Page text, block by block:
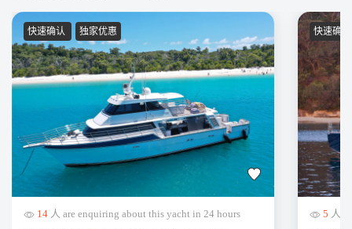
快速确认 独家优惠
14 人 are enquiring about this yacht in 24 hours
快速确
5 人